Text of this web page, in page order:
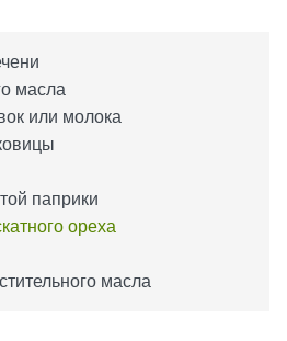
масла
или молока
паприки
ореха
масла